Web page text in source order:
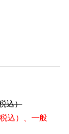
込）
込）、一般